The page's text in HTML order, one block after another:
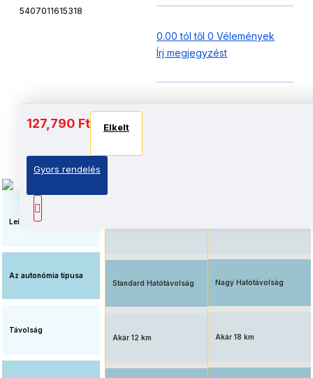
5407011615318
0.00 tól től 0 Vélemények
Írj megjegyzést
127,790 Ft Elkelt
Gyors rendelés
Akkumulátor és autonómia
Leírás
Az autonómia típusa
Távolság
Standard Hatótávolság
Akár 12 km
Nagy Hatótávolság
Akár 18 km